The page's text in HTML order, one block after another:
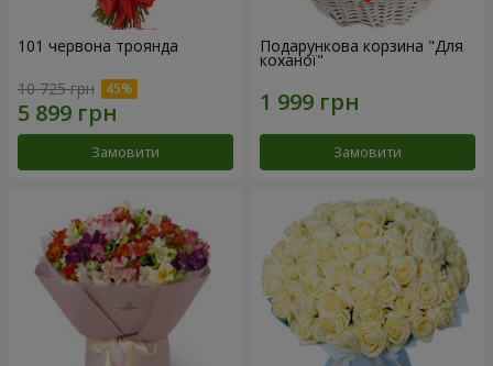
101 червона троянда
10 725 грн
Замовити
Подарункова корзина "Для
коханої"
Замовити